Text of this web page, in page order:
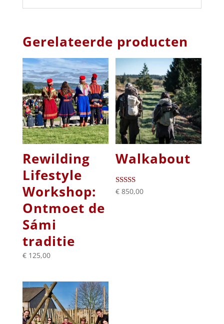
Gerelateerde producten
Rewilding
Lifestyle
Workshop:
Ontmoet de
Sámi
traditie
€125,00
Walkabout
Beoordeeld
€ 850,00